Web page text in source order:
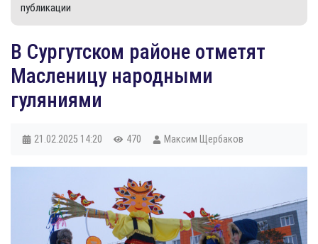
публикации
В Сургутском районе отметят
Масленицу народными
гуляниями
21.02.2025 14:20 470 Максим Щербаков